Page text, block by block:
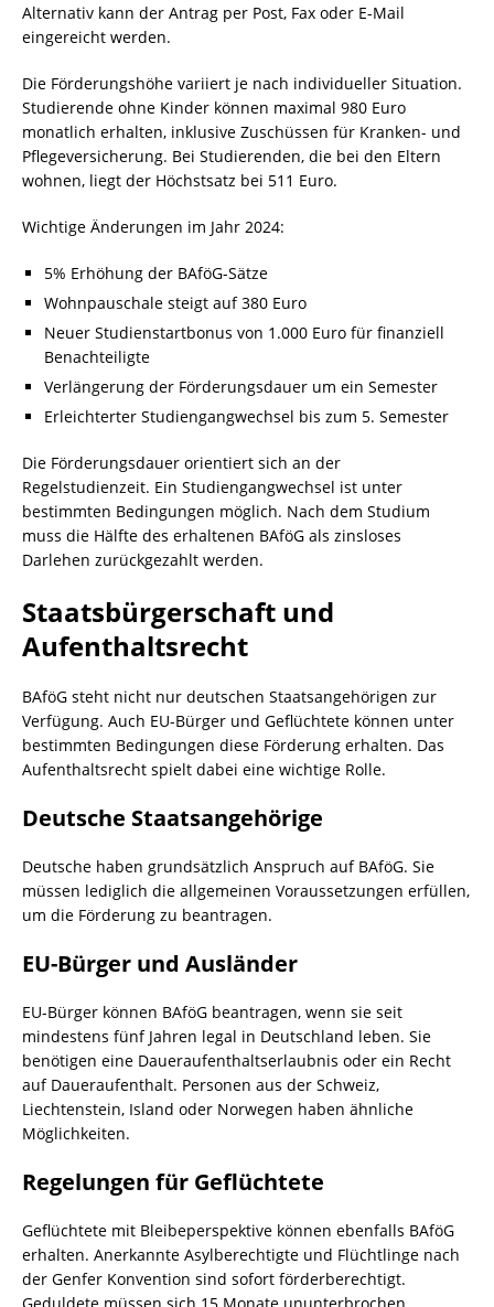
Alternativ kann der Antrag per Post, Fax oder E-Mail
eingereicht werden.
Die Förderungshöhe variiert je nach individueller Situation.
Studierende ohne Kinder können maximal 980 Euro
monatlich erhalten, inklusive Zuschüssen für Kranken- und
Pflegeversicherung. Bei Studierenden, die bei den Eltern
wohnen, liegt der Höchstsatz bei 511 Euro.
Wichtige Änderungen im Jahr 2024:
5% Erhöhung der BAföG-Sätze
Wohnpauschale steigt auf 380 Euro
Neuer Studienstartbonus von 1.000 Euro für finanziell
Benachteiligte
Verlängerung der Förderungsdauer um ein Semester
Erleichterter Studiengangwechsel bis zum 5. Semester
Die Förderungsdauer orientiert sich an der
Regelstudienzeit. Ein Studiengangwechsel ist unter
bestimmten Bedingungen möglich. Nach dem Studium
muss die Hälfte des erhaltenen BAföG als zinsloses
Darlehen zurückgezahlt werden.
Staatsbürgerschaft und
Aufenthaltsrecht
BAföG steht nicht nur deutschen Staatsangehörigen zur
Verfügung. Auch EU-Bürger und Geflüchtete können unter
bestimmten Bedingungen diese Förderung erhalten. Das
Aufenthaltsrecht spielt dabei eine wichtige Rolle.
Deutsche Staatsangehörige
Deutsche haben grundsätzlich Anspruch auf BAföG. Sie
müssen lediglich die allgemeinen Voraussetzungen erfüllen,
um die Förderung zu beantragen.
EU-Bürger und Ausländer
EU-Bürger können BAföG beantragen, wenn sie seit
mindestens fünf Jahren legal in Deutschland leben. Sie
benötigen eine Daueraufenthaltserlaubnis oder ein Recht
auf Daueraufenthalt. Personen aus der Schweiz,
Liechtenstein, Island oder Norwegen haben ähnliche
Möglichkeiten.
Regelungen für Geflüchtete
Geflüchtete mit Bleibeperspektive können ebenfalls BAföG
erhalten. Anerkannte Asylberechtigte und Flüchtlinge nach
der Genfer Konvention sind sofort förderberechtigt.